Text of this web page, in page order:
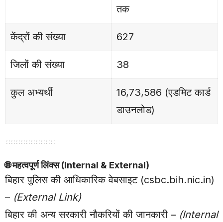
तक
केंद्रों की संख्या 627
जिलों की संख्या 38
कुल अभ्यर्थी
16,73,586 (एडमिट कार्ड
डाउनलोड)
🌐महत्वपूर्ण लिंक्स (Internal & External)
बिहार पुलिस की आधिकारिक वेबसाइट (csbc.bih.nic.in)
– (External Link)
बिहार की अन्य सरकारी नौकरियों की जानकारी – (Internal